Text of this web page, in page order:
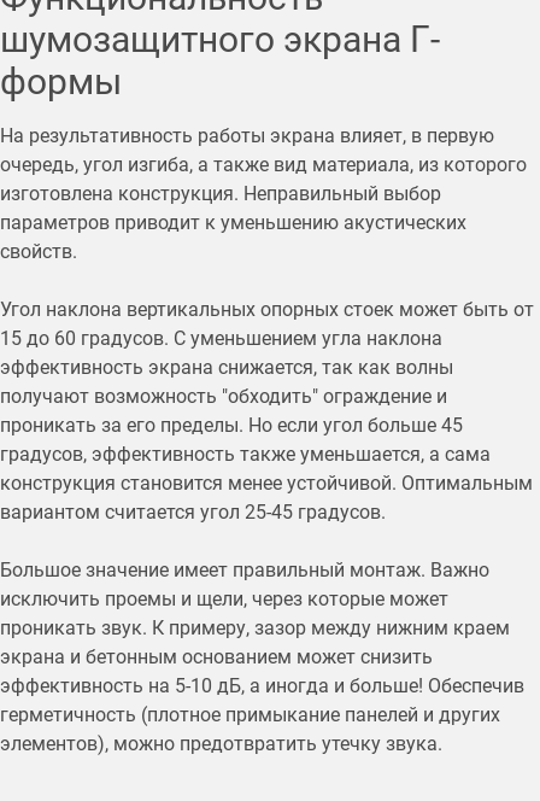
шумозащитного экрана Г-
формы
На результативность работы экрана влияет, в первую
очередь, угол изгиба, а также вид материала, из которого
изготовлена конструкция. Неправильный выбор
параметров приводит к уменьшению акустических
свойств.
Угол наклона вертикальных опорных стоек может быть от
15 до 60 градусов. С уменьшением угла наклона
эффективность экрана снижается, так как волны
получают возможность "обходить" ограждение и
проникать за его пределы. Но если угол больше 45
градусов, эффективность также уменьшается, а сама
конструкция становится менее устойчивой. Оптимальным
вариантом считается угол 25-45 градусов.
Большое значение имеет правильный монтаж. Важно
исключить проемы и щели, через которые может
проникать звук. К примеру, зазор между нижним краем
экрана и бетонным основанием может снизить
эффективность на 5-10 дБ, а иногда и больше! Обеспечив
герметичность (плотное примыкание панелей и других
элементов), можно предотвратить утечку звука.